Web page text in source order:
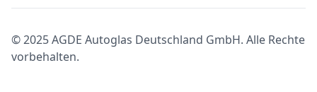
© 2025 AGDE Autoglas Deutschland GmbH. Alle Rechte
vorbehalten.